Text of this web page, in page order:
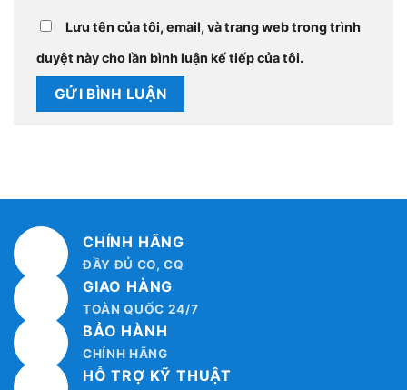
Lưu tên của tôi, email, và trang web trong trình
duyệt này cho lần bình luận kế tiếp của tôi.
CHÍNH HÃNG
ĐẦY ĐỦ CO, CQ
GIAO HÀNG
TOÀN QUỐC 24/7
BẢO HÀNH
CHÍNH HÃNG
HỖ TRỢ KỸ THUẬT